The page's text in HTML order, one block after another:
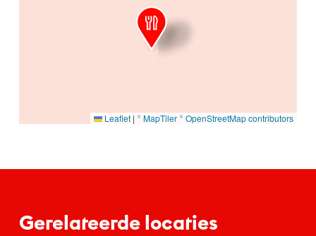
Leaflet | © MapTiler© OpenStreetMap contributors
Gerelateerde locaties